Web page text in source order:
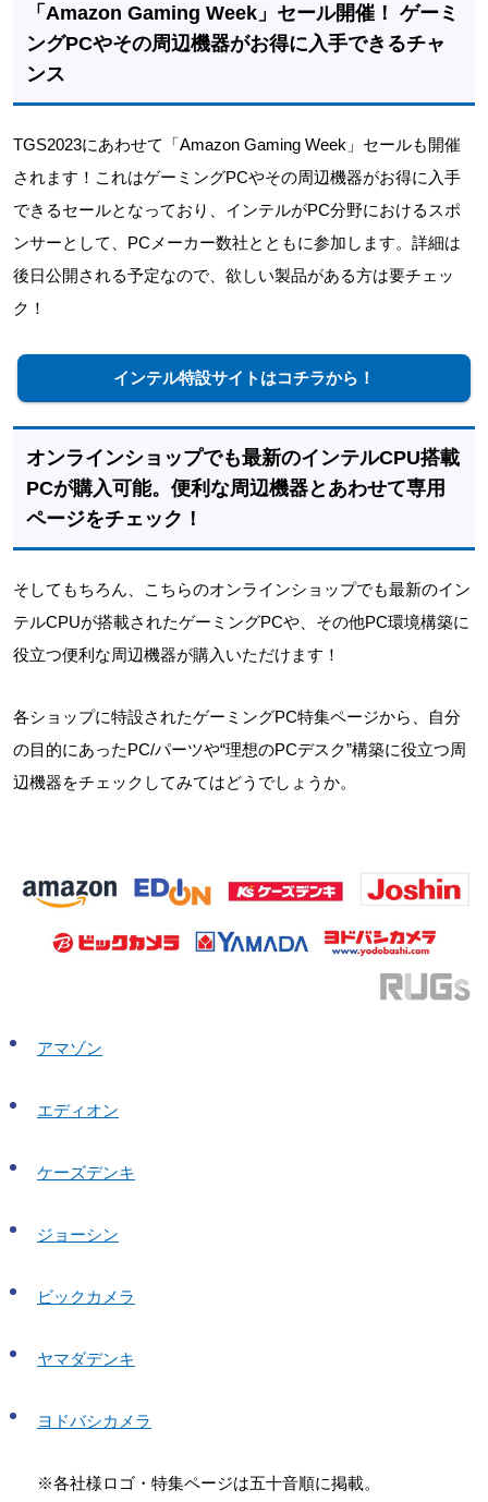
「Amazon Gaming Week」セール開催！ ゲーミ
ングPCやその周辺機器がお得に入手できるチャ
ンス
TGS2023にあわせて「Amazon Gaming Week」セールも開催
されます！これはゲーミングPCやその周辺機器がお得に入手
できるセールとなっており、インテルがPC分野におけるスポ
ンサーとして、PCメーカー数社とともに参加します。詳細は
後日公開される予定なので、欲しい製品がある方は要チェッ
ク！
インテル特設サイトはコチラから！
オンラインショップでも最新のインテルCPU搭載
PCが購入可能。便利な周辺機器とあわせて専用
ページをチェック！
そしてもちろん、こちらのオンラインショップでも最新のイン
テルCPUが搭載されたゲーミングPCや、その他PC環境構築に
役立つ便利な周辺機器が購入いただけます！
各ショップに特設されたゲーミングPC特集ページから、自分
の目的にあったPC/パーツや“理想のPCデスク”構築に役立つ周
辺機器をチェックしてみてはどうでしょうか。
アマゾン
エディオン
ケーズデンキ
ジョーシン
ビックカメラ
ヤマダデンキ
ヨドバシカメラ
※各社様ロゴ・特集ページは五十音順に掲載。